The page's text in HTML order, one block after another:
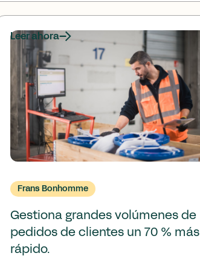
Frans Bonhomme
Gestiona grandes volúmenes de
pedidos de clientes un 70 % más
rápido.
Leer ahora